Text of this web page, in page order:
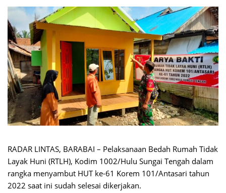
RADAR LINTAS, BARABAI – Pelaksanaan Bedah Rumah Tidak
Layak Huni (RTLH), Kodim 1002/Hulu Sungai Tengah dalam
rangka menyambut HUT ke-61 Korem 101/Antasari tahun
2022 saat ini sudah selesai dikerjakan.